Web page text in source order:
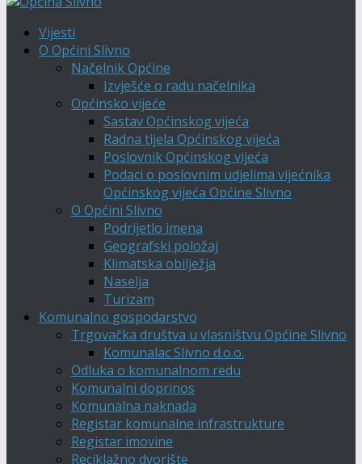
Vijesti
O Općini Slivno
Načelnik Općine
Izvješće o radu načelnika
Općinsko vijeće
Sastav Općinskog vijeća
Radna tijela Općinskog vijeća
Poslovnik Općinskog vijeća
Podaci o poslovnim udjelima vijećnika
Općinskog vijeća Općine Slivno
O Općini Slivno
Podrijetlo imena
Geografski položaj
Klimatska obilježja
Naselja
Turizam
Komunalno gospodarstvo
Trgovačka društva u vlasništvu Općine Slivno
Komunalac Slivno d.o.o.
Odluka o komunalnom redu
Komunalni doprinos
Komunalna naknada
Registar komunalne infrastrukture
Registar imovine
Reciklažno dvorište